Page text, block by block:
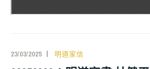
23/03/2025 明道家信